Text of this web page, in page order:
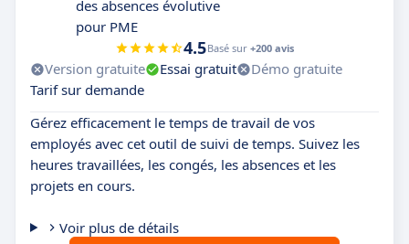
des absences évolutive
pour PME
4.5Basé sur +200 avis
Version gratuite Essai gratuit
Démo gratuite
Tarif sur demande
Gérez efficacement le temps de travail de vos
employés avec cet outil de suivi de temps. Suivez les
heures travaillées, les congés, les absences et les
projets en cours.
Voir plus de détails